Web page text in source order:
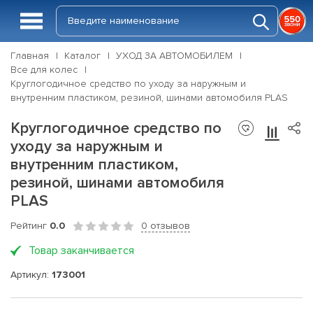
Главная Каталог
УХОД ЗА АВТОМОБИЛЕМ
Все для колес
Круглогодичное средство по уходу за наружным и
внутренним пластиком, резиной, шинами автомобиля PLAS
Круглогодичное средство по
уходу за наружным и
внутренним пластиком,
резиной, шинами автомобиля
PLAS
Рейтинг 0.0 0 отзывов
Товар заканчивается
Артикул: 173001